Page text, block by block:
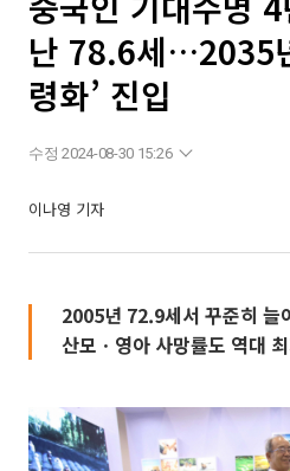
난 78.6세…2035
령화’ 진입
수정 2024-08-30 15:26
이나영 기자
2005년 72.9세서 꾸준히 늘
산모ㆍ영아 사망률도 역대